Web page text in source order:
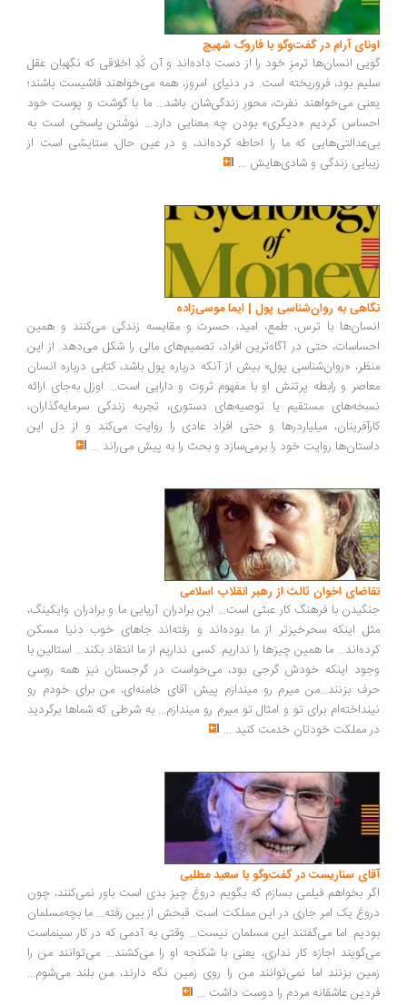
آرام در گفت‌وگو با فاروک شهیچ‭
انسان‌ها ترمزِ خود را از دست داده‌اند و آن کُدِ اخلاقی که نگهبان عقل
بود، فروریخته است. در دنیای امروز، همه می‌خواهند فاشیست باشند؛
می‌خواهند نفرت، محورِ زندگی‌شان باشد... ما با گوشت و پوست خود
کردیم «دیگری» بودن چه معنایی دارد... نوشتن پاسخی است به
که ما را احاطه کرده‌اند، و در عین حال، ستایشی است از
زندگی و شادی‌هایش...
به روان‌شناسی پول | ایما موسی‌زاده
با ترس، طمع، امید، حسرت و مقایسه زندگی می‌کنند و همین
حتی در آگاه‌ترین افراد، تصمیم‌های مالی را شکل می‌دهد. از این
«روان‌شناسی پول» بیش از آنکه درباره پول باشد، کتابی درباره انسان
و رابطه پرتنش او با مفهوم ثروت و دارایی است... اوزل به‌جای ارائه
مستقیم یا توصیه‌های دستوری، تجربه زندگی سرمایه‌گذاران،
میلیاردرها و حتی افراد عادی را روایت می‌کند و از دل این
روایت خود را برمی‌سازد و بحث را به پیش می‌راند ...
اخوان ثالث از رهبر انقلاب اسلامی
با فرهنگ کار عبثی است... این برادران آریایی ما و برادران وایکینگ،
اینکه سحرخیزتر از ما بوده‌اند و رفته‌اند جاهای خوب دنیا مسکن
ما همین چیزها را نداریم. کسی نداریم از ما انتقاد بکند... استالین با
اینکه خودش گرجی بود، می‌خواست در گرجستان نیز همه روسی
بزنند...من میرم رو میندازم پیش آقای خامنه‌ای، من برای خودم رو
برای تو و امثال تو میرم رو میندازم... به شرطی که شماها برگردید
مملکت خودتان خدمت کنید...
سناریست در گفت‌وگو با سعید مطلبی
بخواهم فیلمی بسازم که بگویم دروغ چیز بدی است باور نمی‌کنند، چون
یک امر جاری در این مملکت است. قبحش از بین رفته... ما بچه‌مسلمان
اما می‌گفتند این مسلمان نیست... وقتی به آدمی که در کار سینماست
اجازه کار نداری، یعنی با شکنجه او را می‌کشند... می‌توانند من را
بزنند اما نمی‌توانند من را روی زمین نگه دارند، من بلند می‌شوم...
عاشقانه مردم را دوست داشت ...